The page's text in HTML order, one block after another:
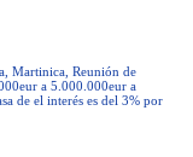
Martinica, Reunión de
a 5.000.000eur a
de el interés es del 3% por